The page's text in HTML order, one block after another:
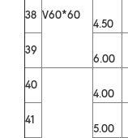
V60*60
38
4.50
39
6.00
40
4.00
41
5.00